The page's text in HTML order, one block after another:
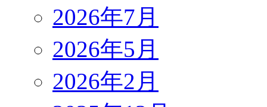
2026年7月
2026年5月
2026年2月